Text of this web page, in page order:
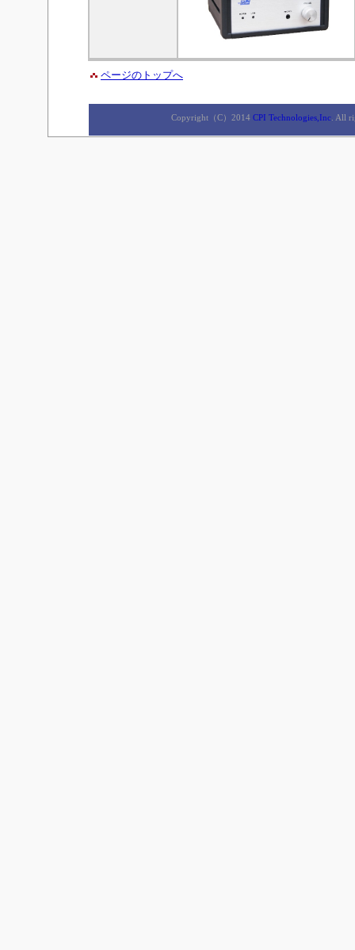
ページのトップへ
Copyright（C）2014 CPI Technologies,Inc . All